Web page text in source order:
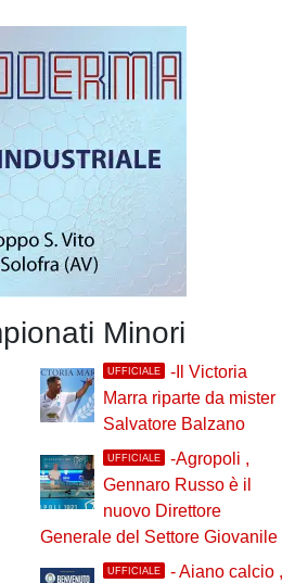
Minori
UFFICIALE
-Il Victoria
Marra riparte da mister
Salvatore Balzano
UFFICIALE
-Agropoli ,
Gennaro Russo è il
nuovo Direttore
Generale del Settore Giovanile
UFFICIALE
- Aiano calcio ,